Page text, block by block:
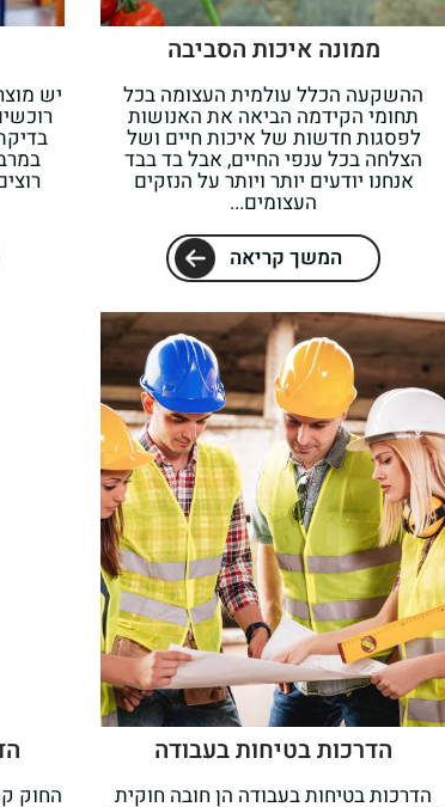
ממונה איכות הסביבה
ההשקעה הכלל עולמית העצומה בכל
תחומי הקידמה הביאה את האנושות
לפסגות חדשות של איכות חיים ושל
הצלחה בכל ענפי החיים, אבל בד בבד
אנחנו יודעים יותר ויותר על הנזקים
העצומים...
המשך קריאה
יש
הדרכות בטיחות בעבודה
הדרכות בטיחות בעבודה הן חובה חוקית החוק